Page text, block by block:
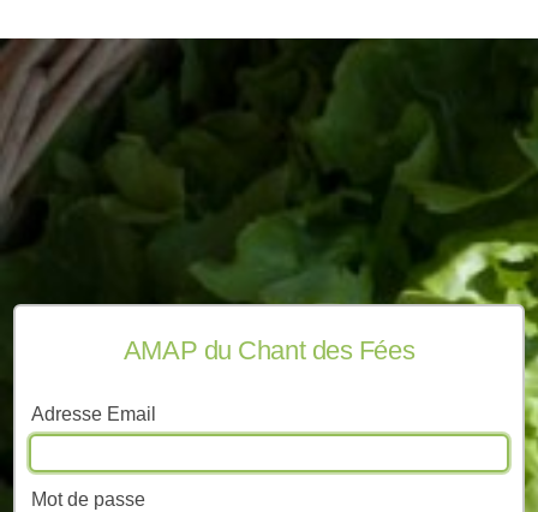
AMAP du Chant des Fées
Adresse Email
Mot de passe